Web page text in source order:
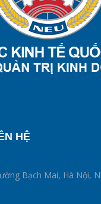
HỆ
Bạch Mai, Hà Nội,